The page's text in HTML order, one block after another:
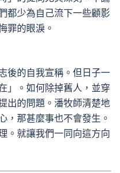
都少為自己流下一些顧影
罪的眼淚。
後的自我宣稱。但日子一
」。如何除掉舊人，並穿
出的問題。潘牧師清楚地
，那甚麼事也不會發生。
。就讓我們一同向這方向